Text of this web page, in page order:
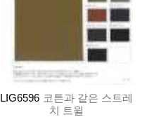
LIG6596 코튼과 같은 스트레
치 트윌